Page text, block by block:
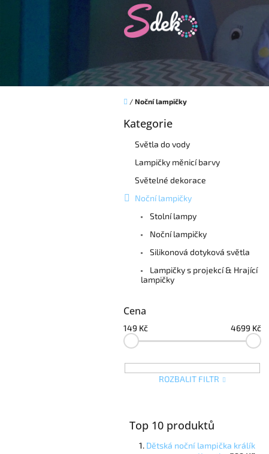
Domů
/ Noční lampičky
Přeskočit
Kategorie
Světla do vody
Lampičky měnicí barvy
Světelné dekorace
Noční lampičky
Stolní lampy
Noční lampičky
Silikonová dotyková světla
Lampičky s projekcí & Hrající
lampičky
Cena
149 Kč 4699 Kč
ROZBALIT FILTR
Top 10 produktů
Dětská noční lampička králík